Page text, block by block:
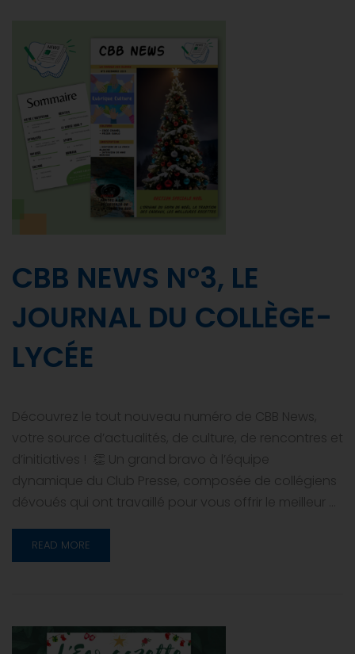
CBB NEWS N°3, LE
JOURNAL DU COLLÈGE-
LYCÉE
Découvrez le tout nouveau numéro de CBB News,
votre source d’actualités, de culture, de rencontres et
d’initiatives ! 👏 Un grand bravo à l’équipe
dynamique du Club Presse, composée de collégiens
dévoués qui ont travaillé pour vous offrir le meilleur …
READ MORE